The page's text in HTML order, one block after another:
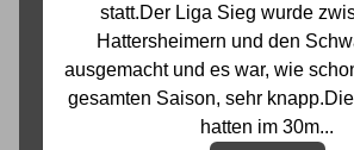
statt.Der Liga Sieg wurde
Hattersheimern und den
ausgemacht und es war, wie
gesamten Saison, sehr
hatten im 30m...